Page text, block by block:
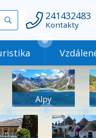
Vyhledat 241432483
Kontakty
Alpy